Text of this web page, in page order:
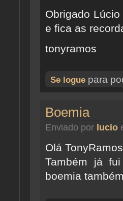
Obrigado
e fica as
tonyramos
Se logue para
Boemia
Enviado por lucio
Olá
Também já
boemia